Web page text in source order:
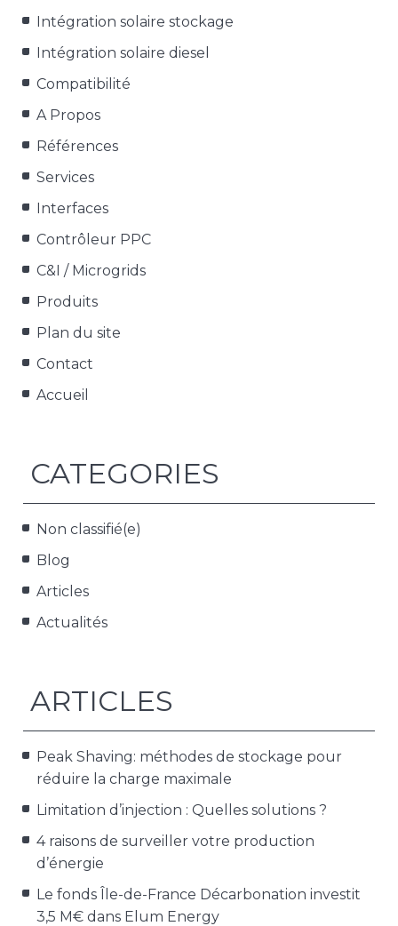
Intégration solaire stockage
Intégration solaire diesel
Compatibilité
A Propos
Références
Services
Interfaces
Contrôleur PPC
C&I / Microgrids
Produits
Plan du site
Contact
Accueil
CATEGORIES
Non classifié(e)
Blog
Articles
Actualités
ARTICLES
Peak Shaving: méthodes de stockage pour
réduire la charge maximale
Limitation d’injection : Quelles solutions ?​
4 raisons de surveiller votre production
d’énergie
Le fonds Île-de-France Décarbonation investit
3,5 M€ dans Elum Energy